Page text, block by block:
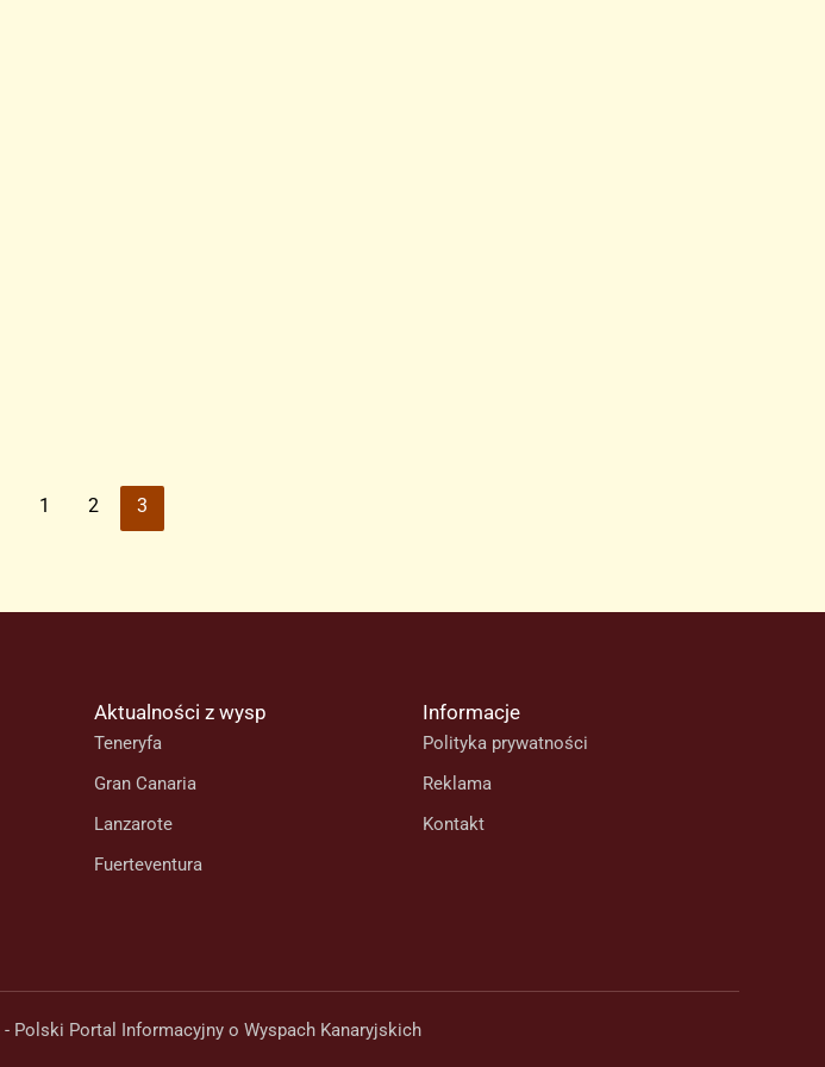
1 2 3
Aktualności z wysp
Teneryfa
Gran Canaria
Lanzarote
Fuerteventura
Informacje
Polityka prywatności
Reklama
Kontakt
Polski Portal Informacyjny o Wyspach Kanaryjskich